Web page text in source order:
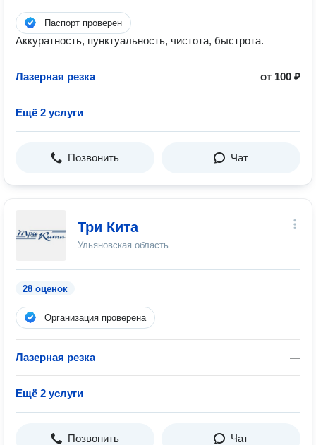
Паспорт проверен
Аккуратность, пунктуальность, чистота, быстрота.
Лазерная резка от 100 ₽
Ещё 2 услуги
Позвонить Чат
Три Кита
Ульяновская область
28 оценок
Организация проверена
Лазерная резка —
Ещё 2 услуги
Позвонить Чат